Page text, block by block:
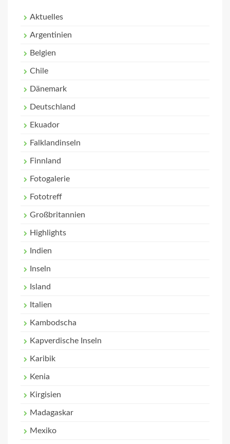
Aktuelles
Argentinien
Belgien
Chile
Dänemark
Deutschland
Ekuador
Falklandinseln
Finnland
Fotogalerie
Fototreff
Großbritannien
Highlights
Indien
Inseln
Island
Italien
Kambodscha
Kapverdische Inseln
Karibik
Kenia
Kirgisien
Madagaskar
Mexiko